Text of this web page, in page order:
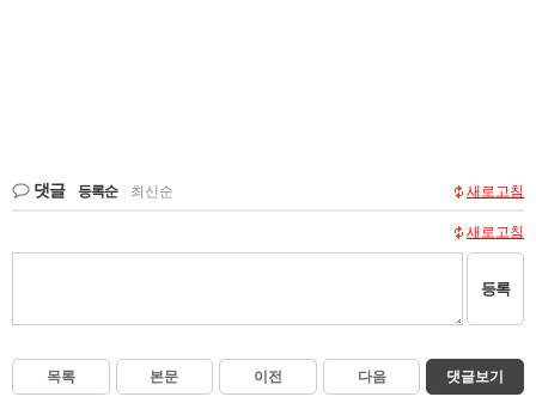
댓글 등록순 최신순 새로고침
새로고침
등록
목록 본문 이전 다음 댓글보기